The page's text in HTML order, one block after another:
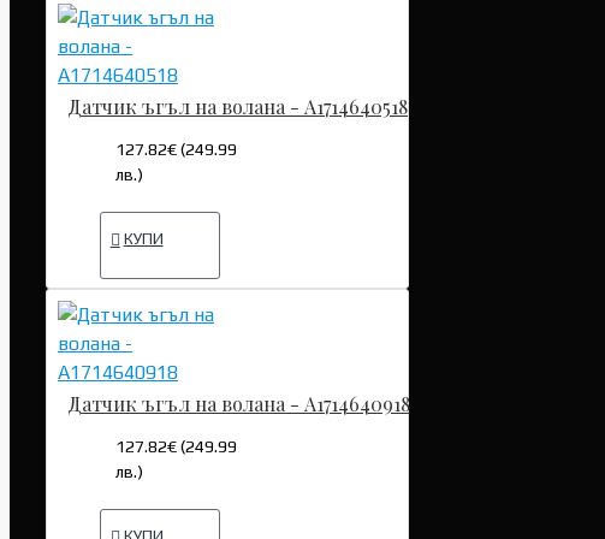
Датчик ъгъл на волана - A1714640518
127.82€ (249.99
лв.)
КУПИ
Датчик ъгъл на волана - A1714640918
127.82€ (249.99
лв.)